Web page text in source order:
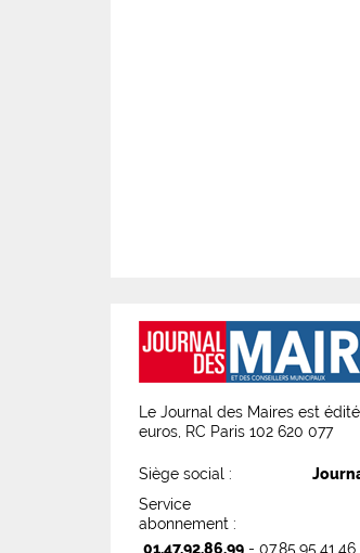
Le Journal des Maires est
euros, RC Paris 102 620 077
Siège social :
Service
abonnement :
01.47.92.86.99 - 07.85.95.41.46